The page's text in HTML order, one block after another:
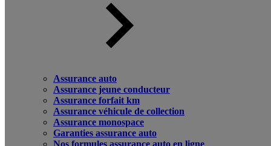
Assurance auto
Assurance jeune conducteur
Assurance forfait km
Assurance véhicule de collection
Assurance monospace
Garanties assurance auto
Nos formules assurance auto en ligne